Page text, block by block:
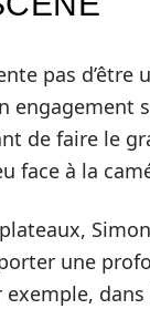
pas
engagement
de faire le
face à la
une
dans